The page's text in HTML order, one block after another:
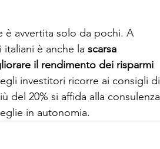
è avvertita solo da pochi. A
è anche la scarsa
il rendimento dei risparmi
investitori ricorre ai consigli di
del 20% si affida alla consulenza
in autonomia.